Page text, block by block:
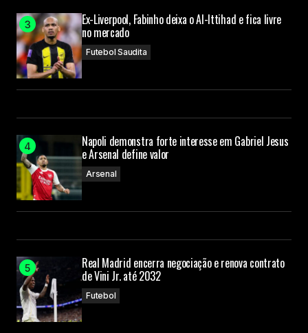
Ex-Liverpool, Fabinho deixa o Al-Ittihad e fica livre
no mercado
Futebol Saudita
Napoli demonstra forte interesse em Gabriel Jesus
e Arsenal define valor
Arsenal
Real Madrid encerra negociação e renova contrato
de Vini Jr. até 2032
Futebol